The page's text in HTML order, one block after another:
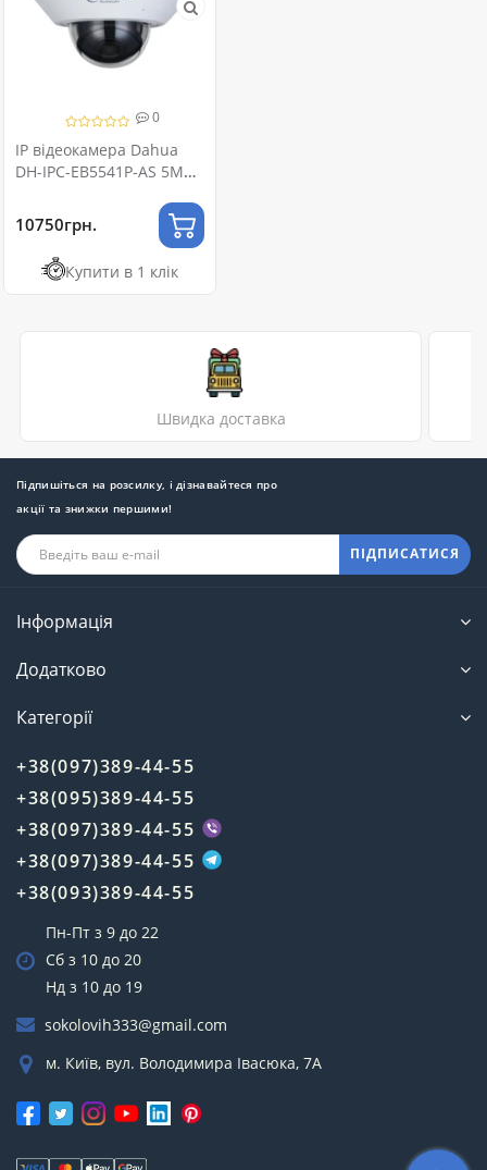
0
IP відеокамера Dahua
DH-IPC-EB5541P-AS 5МП
10750грн.
Купити в 1 клік
Швидка доставка
Підпишіться на розсилку, і дізнавайтеся про
акції та знижки першими!
ПІДПИСАТИСЯ
Інформація
Додатково
Категорії
+38(097)389-44-55
+38(095)389-44-55
+38(097)389-44-55
+38(097)389-44-55
+38(093)389-44-55
Пн-Пт з 9 до 22
Сб з 10 до 20
Нд з 10 до 19
sokolovih333@gmail.com
м. Київ, вул. Володимира Івасюка, 7А